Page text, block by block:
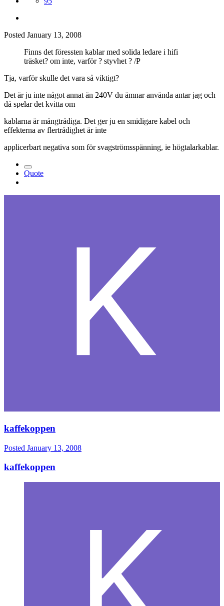
Posted January 13, 2008
Finns det föressten kablar med solida ledare i hifi
träsket? om inte, varför ? styvhet ? /P
Tja, varför skulle det vara så viktigt?
Det är ju inte något annat än 240V du ämnar använda antar jag och
då spelar det kvitta om
kablarna är mångtrådiga. Det ger ju en smidigare kabel och
effekterna av flertrådighet är inte
applicerbart negativa som för svagströmsspänning, ie högtalarkablar.
Quote
kaffekoppen
Posted January 13, 2008
kaffekoppen